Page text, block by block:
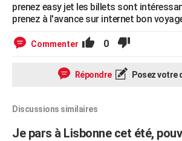
prenez easy jet les billets sont
prenez à l'avance sur internet bon
Commenter 0
Répondre Posez votre
Discussions similaires
Je pars à Lisbonne cet été,